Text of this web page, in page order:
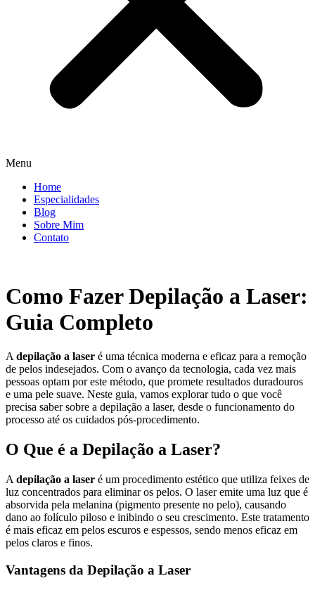
Menu
Home
Especialidades
Blog
Sobre Mim
Contato
Como Fazer Depilação a Laser:
Guia Completo
A depilação a laser é uma técnica moderna e eficaz para a remoção
de pelos indesejados. Com o avanço da tecnologia, cada vez mais
pessoas optam por este método, que promete resultados duradouros
e uma pele suave. Neste guia, vamos explorar tudo o que você
precisa saber sobre a depilação a laser, desde o funcionamento do
processo até os cuidados pós-procedimento.
O Que é a Depilação a Laser?
A depilação a laser é um procedimento estético que utiliza feixes de
luz concentrados para eliminar os pelos. O laser emite uma luz que é
absorvida pela melanina (pigmento presente no pelo), causando
dano ao folículo piloso e inibindo o seu crescimento. Este tratamento
é mais eficaz em pelos escuros e espessos, sendo menos eficaz em
pelos claros e finos.
Vantagens da Depilação a Laser